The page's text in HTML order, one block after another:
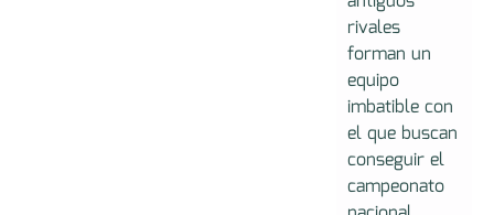
rivales
forman un
equipo
imbatible con
el que buscan
conseguir el
campeonato